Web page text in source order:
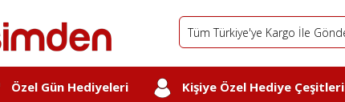
Özel Gün Hediyeleri Kişiye Özel Hediye Çeşitleri